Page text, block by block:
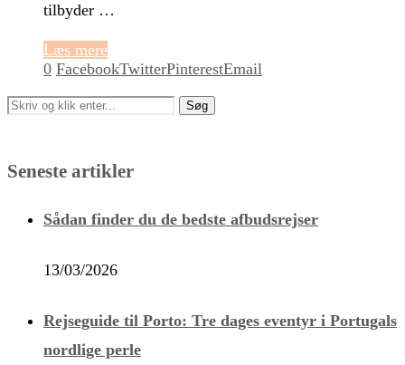
tilbyder …
Læs mere
0 FacebookTwitterPinterestEmail
Seneste artikler
Sådan finder du de bedste afbudsrejser
13/03/2026
Rejseguide til Porto: Tre dages eventyr i Portugals
nordlige perle